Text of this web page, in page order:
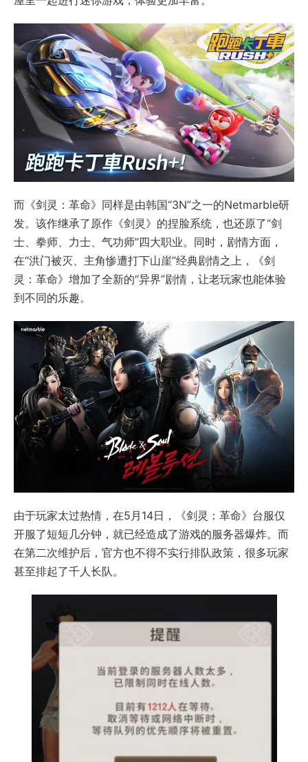
而《剑灵：革命》同样是由韩国“3N”之一的Netmarble研
发。该作继承了原作《剑灵》的捏脸系统，也还原了“剑
士、拳师、力士、气功师”四大职业。同时，剧情方面，
在“洪门被灭、主角惨遭打下山崖”经典剧情之上，《剑
灵：革命》增加了全新的“异界”剧情，让老玩家也能体验
到不同的乐趣。
由于玩家太过热情，在5月14日，《剑灵：革命》台服仅
开服了短短几分钟，就已经造成了游戏的服务器爆炸。而
在第二次维护后，官方也不得不实行排队政策，很多玩家
甚至排起了千人长队。